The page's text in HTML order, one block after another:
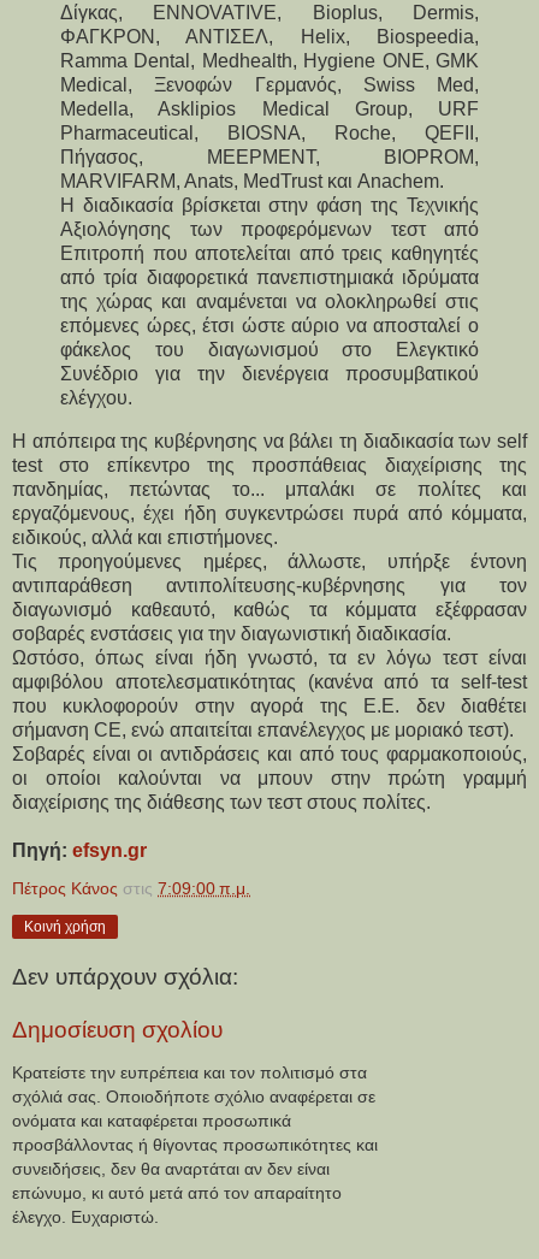
Δίγκας, ENNOVATIVE, Bioplus, Dermis,
ΦΑΓΚΡΟΝ, ΑΝΤΙΣΕΛ, Helix, Biospeedia,
Ramma Dental, Medhealth, Hygiene ONE, GMK
Medical, Ξενοφών Γερμανός, Swiss Med,
Medella, Asklipios Medical Group, URF
Pharmaceutical, BIOSNA, Roche, QEFII,
Πήγασος, MEEPMENT, BIOPROM,
MARVIFARM, Anats, MedTrust και Anachem.
Η διαδικασία βρίσκεται στην φάση της Τεχνικής
Αξιολόγησης των προφερόμενων τεστ από
Επιτροπή που αποτελείται από τρεις καθηγητές
από τρία διαφορετικά πανεπιστημιακά ιδρύματα
της χώρας και αναμένεται να ολοκληρωθεί στις
επόμενες ώρες, έτσι ώστε αύριο να αποσταλεί ο
φάκελος του διαγωνισμού στο Ελεγκτικό
Συνέδριο για την διενέργεια προσυμβατικού
ελέγχου.
Η απόπειρα της κυβέρνησης να βάλει τη διαδικασία των self
test στο επίκεντρο της προσπάθειας διαχείρισης της
πανδημίας, πετώντας το... μπαλάκι σε πολίτες και
εργαζόμενους, έχει ήδη συγκεντρώσει πυρά από κόμματα,
ειδικούς, αλλά και επιστήμονες.
Τις προηγούμενες ημέρες, άλλωστε, υπήρξε έντονη
αντιπαράθεση αντιπολίτευσης-κυβέρνησης για τον
διαγωνισμό καθεαυτό, καθώς τα κόμματα εξέφρασαν
σοβαρές ενστάσεις για την διαγωνιστική διαδικασία.
Ωστόσο, όπως είναι ήδη γνωστό, τα εν λόγω τεστ είναι
αμφιβόλου αποτελεσματικότητας (κανένα από τα self-test
που κυκλοφορούν στην αγορά της Ε.Ε. δεν διαθέτει
σήμανση CE, ενώ απαιτείται επανέλεγχος με μοριακό τεστ).
Σοβαρές είναι οι αντιδράσεις και από τους φαρμακοποιούς,
οι οποίοι καλούνται να μπουν στην πρώτη γραμμή
διαχείρισης της διάθεσης των τεστ στους πολίτες.
Πηγή: efsyn.gr
Πέτρος Κάνος στις 7:09:00 π.μ.
Κοινή χρήση
Δεν υπάρχουν σχόλια:
Δημοσίευση σχολίου
Κρατείστε την ευπρέπεια και τον πολιτισμό στα
σχόλιά σας. Οποιοδήποτε σχόλιο αναφέρεται σε
ονόματα και καταφέρεται προσωπικά
προσβάλλοντας ή θίγοντας προσωπικότητες και
συνειδήσεις, δεν θα αναρτάται αν δεν είναι
επώνυμο, κι αυτό μετά από τον απαραίτητο
έλεγχο. Ευχαριστώ.